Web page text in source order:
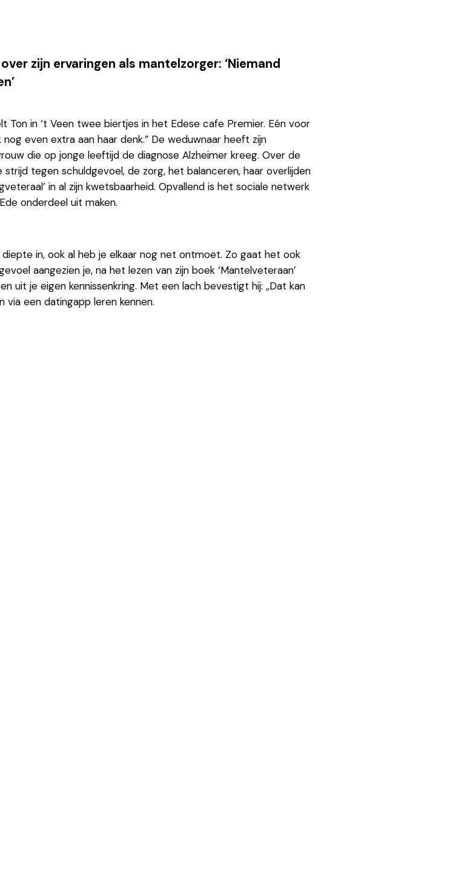
zijn ervaringen als mantelzorger: ‘Niemand
in ‘t Veen twee biertjes in het Edese cafe Premier. Eén voor
even extra aan haar denk.” De weduwnaar heeft zijn
die op jonge leeftijd de diagnose Alzheimer kreeg. Over de
strijd tegen schuldgevoel, de zorg, het balanceren, haar overlijden
in al zijn kwetsbaarheid. Opvallend is het sociale netwerk
onderdeel uit maken.
in, ook al heb je elkaar nog net ontmoet. Zo gaat het ook
aangezien je, na het lezen van zijn boek ‘Mantelveteraan’
uit je eigen kennissenkring. Met een lach bevestigt hij: ,,Dat kan
via een datingapp leren kennen.